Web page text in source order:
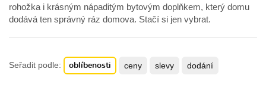
rohožka i krásným nápaditým bytovým doplňkem, který domu
dodává ten správný ráz domova. Stačí si jen vybrat.
Seřadit podle: oblíbenosti ceny slevy dodání